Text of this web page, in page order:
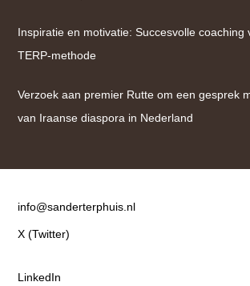
Inspiratie en motivatie: Succesvolle coaching
TERP-methode
Verzoek aan premier Rutte om een gesprek
van Iraanse diaspora in Nederland
Contact
info@sanderterphuis.nl
X (Twitter)
LinkedIn